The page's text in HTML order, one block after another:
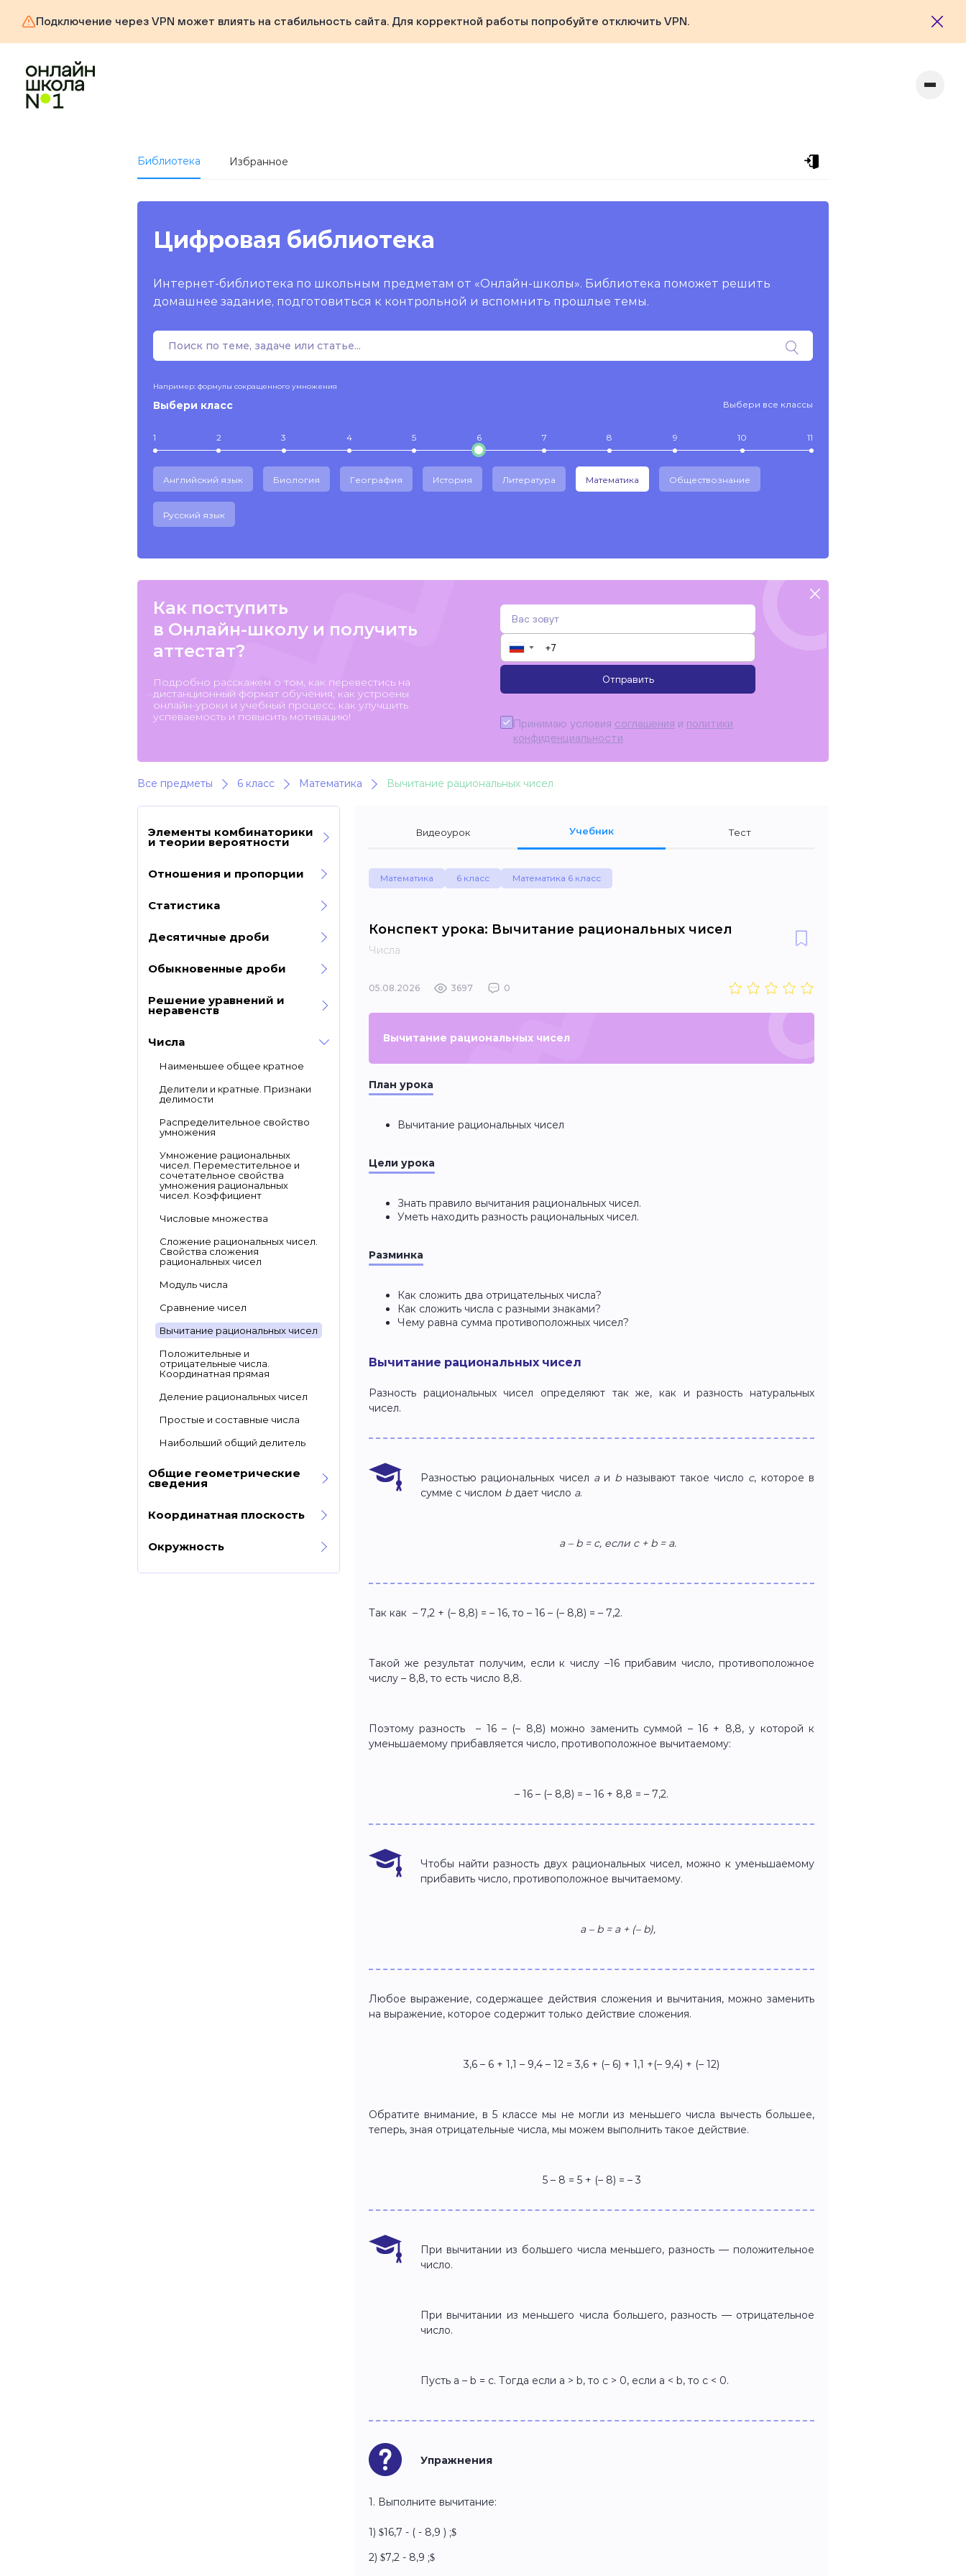
Подключение через VPN может влиять на стабильность сайта. Для корректной работы попробуйте отключить VPN.
Библиотека Избранное
Цифровая библиотека
Интернет-библиотека по школьным предметам от «Онлайн-школы». Библиотека поможет решить
домашнее задание, подготовиться к контрольной и вспомнить прошлые темы.
Например: формулы сокращенного умножения
Выбери класс Выбери все классы
1 2 3 4 5 6 7 8 9 10 11
Английский язык Биология География История Литература Математика Обществознание
Русский язык
Как поступить
в Онлайн-школу и получить
аттестат?
Подробно расскажем о том, как перевестись на
дистанционный формат обучения, как устроены
онлайн-уроки и учебный процесс, как улучшить
успеваемость и повысить мотивацию!
▼
Отправить
Принимаю условия соглашения и политики
конфиденциальности
Все предметы 6 класс Математика Вычитание рациональных чисел
Элементы комбинаторики
и теории вероятности
Отношения и пропорции
Статистика
Десятичные дроби
Обыкновенные дроби
Решение уравнений и
неравенств
Числа
Наименьшее общее кратное
Делители и кратные. Признаки
делимости
Распределительное свойство
умножения
Умножение рациональных
чисел. Переместительное и
сочетательное свойства
умножения рациональных
чисел. Коэффициент
Числовые множества
Сложение рациональных чисел.
Свойства сложения
рациональных чисел
Модуль числа
Сравнение чисел
Вычитание рациональных чисел
Положительные и
отрицательные числа.
Координатная прямая
Деление рациональных чисел
Простые и составные числа
Наибольший общий делитель
Общие геометрические
сведения
Координатная плоскость
Окружность
Видеоурок Учебник Тест
Математика 6 класс Математика 6 класс
Конспект урока: Вычитание рациональных чисел
Числа
05.08.2026 3697 0
Вычитание рациональных чисел
План урока
Вычитание рациональных чисел
Цели урока
Знать правило вычитания рациональных чисел.
Уметь находить разность рациональных чисел.
Разминка
Как сложить два отрицательных числа?
Как сложить числа с разными знаками?
Чему равна сумма противоположных чисел?
Вычитание рациональных чисел
Разность рациональных чисел определяют так же, как и разность натуральных
чисел.
Разностью рациональных чисел aи bназывают такое число c, которое в
сумме с числом bдает число a.
a – b = c, если c + b = a.
Так как – 7,2 + (– 8,8) = – 16, то – 16 – (– 8,8) = – 7,2.
Такой же результат получим, если к числу –16 прибавим число, противоположное
числу – 8,8, то есть число 8,8.
Поэтому разность – 16 – (– 8,8) можно заменить суммой – 16 + 8,8, у которой к
уменьшаемому прибавляется число, противоположное вычитаемому:
– 16 – (– 8,8) = – 16 + 8,8 = – 7,2.
Чтобы найти разность двух рациональных чисел, можно к уменьшаемому
прибавить число, противоположное вычитаемому.
a – b = a + (– b),
Любое выражение, содержащее действия сложения и вычитания, можно заменить
на выражение, которое содержит только действие сложения.
3,6 – 6 + 1,1 – 9,4 – 12 = 3,6 + (– 6) + 1,1 +(– 9,4) + (– 12)
Обратите внимание, в 5 классе мы не могли из меньшего числа вычесть большее,
теперь, зная отрицательные числа, мы можем выполнить такое действие.
5 – 8 = 5 + (– 8) = – 3
При вычитании из большего числа меньшего, разность — положительное
число.
При вычитании из меньшего числа большего, разность — отрицательное
число.
Пусть a – b = c. Тогда если a > b, то c > 0, если a < b, то c < 0.
Упражнения
1. Выполните вычитание:
1) $16,7 - ( - 8,9 ) ;$
2) $7,2 - 8,9 ;$